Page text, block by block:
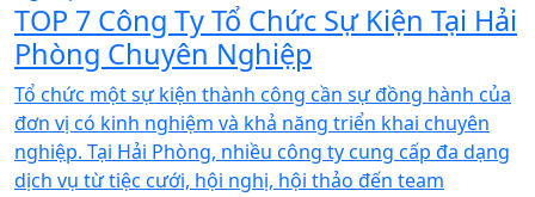
TOP 7 Công Ty Tổ Chức Sự Kiện Tại Hải
Phòng Chuyên Nghiệp
Tổ chức một sự kiện thành công cần sự đồng hành của
đơn vị có kinh nghiệm và khả năng triển khai chuyên
nghiệp. Tại Hải Phòng, nhiều công ty cung cấp đa dạng
dịch vụ từ tiệc cưới, hội nghị, hội thảo đến team